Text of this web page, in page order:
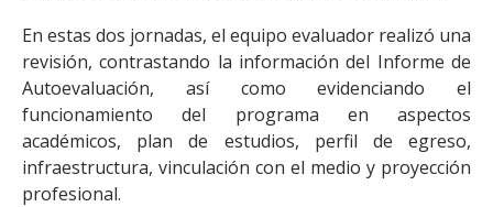
En estas dos jornadas, el equipo evaluador realizó una
revisión, contrastando la información del Informe de
Autoevaluación, así como evidenciando el
funcionamiento del programa en aspectos
académicos, plan de estudios, perfil de egreso,
infraestructura, vinculación con el medio y proyección
profesional.